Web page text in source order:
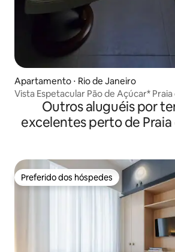
Apartamento ⋅ Rio de Janeiro
Vista Espetacular Pão de Açúcar*
Outros aluguéis por
excelentes perto de
Preferido dos hóspedes
Preferido dos hóspedes